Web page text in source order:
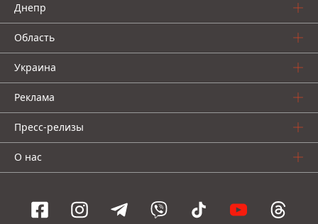
Днепр
Область
Украина
Реклама
Пресс-релизы
О нас